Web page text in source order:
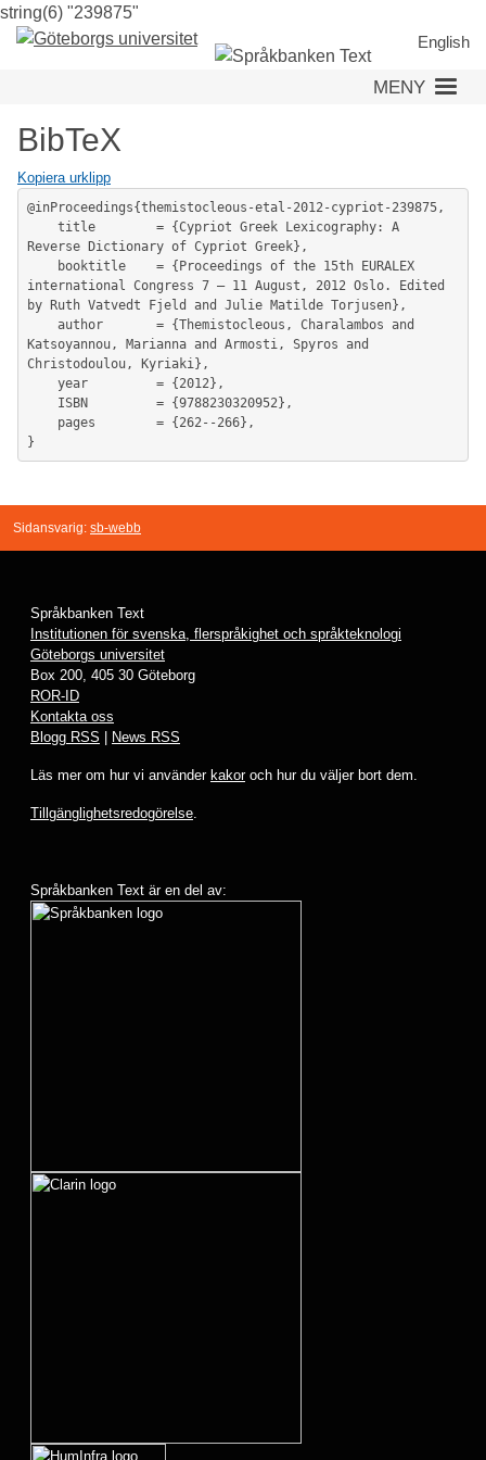
string(6) "239875"
till
huvudinnehåll
English
MENY
BibTeX
Kopiera urklipp
@inProceedings{themistocleous-etal-2012-cypriot-239875,
Reverse Dictionary of Cypriot Greek},
international Congress 7 – 11 August, 2012 Oslo. Edited
by Ruth Vatvedt Fjeld and Julie Matilde Torjusen},
Katsoyannou, Marianna and Armosti, Spyros and
Christodoulou, Kyriaki},
Sidansvarig: sb-webb
Språkbanken Text
Institutionen för svenska, flerspråkighet och språkteknologi
Göteborgs universitet
Box 200, 405 30 Göteborg
ROR-ID
Kontakta oss
Blogg RSS
News RSS
Läs mer om hur vi använder kakoroch hur du väljer bort dem.
Tillgänglighetsredogörelse.
Språkbanken Text är en del av: